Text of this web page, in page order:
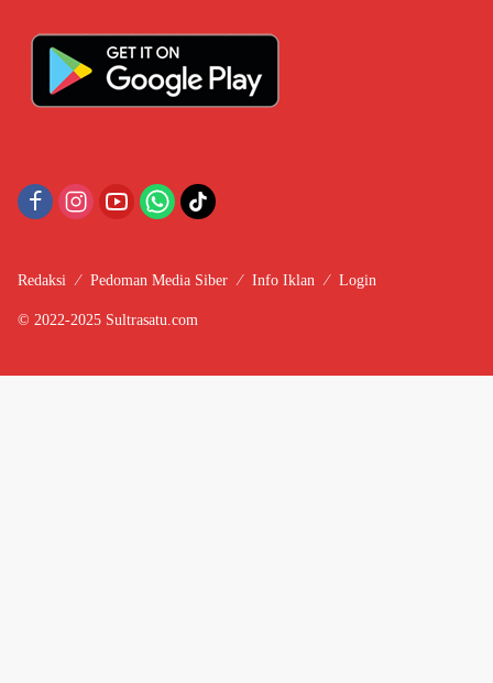
Redaksi Pedoman Media Siber Info Iklan Login
© 2022-2025 Sultrasatu.com